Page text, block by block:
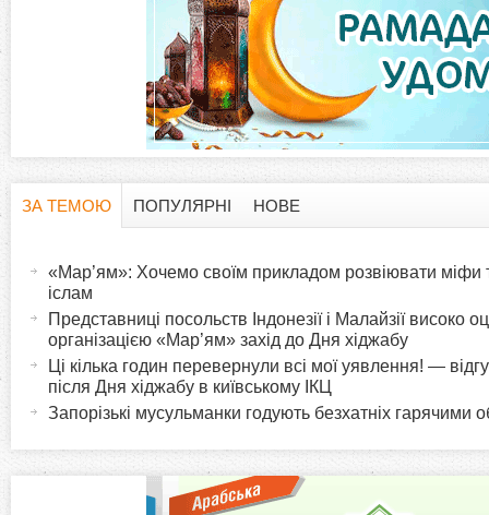
z
ЗА ТЕМОЮ
в
к
ПОПУЛЯРНІ НОВЕ
«Мар’ям»: Хочемо своїм прикладом розвіювати міфи
іслам
Представниці посольств Індонезії і Малайзії високо
організацією «Мар’ям» захід до Дня хіджабу
Ці кілька годин перевернули всі мої уявлення! — відгук
після Дня хіджабу в київському ІКЦ
Запорізькі мусульманки годують безхатніх гарячими